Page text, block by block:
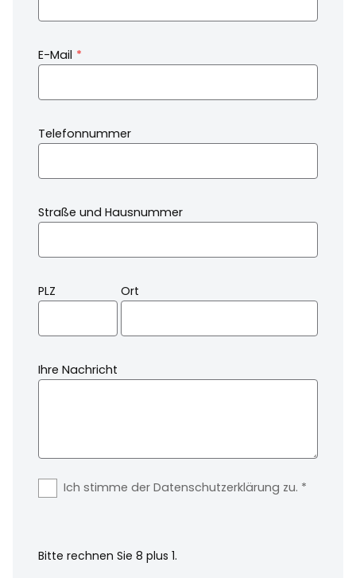
Pflichtfeld
E-Mail *
Telefonnummer
Straße und Hausnummer
PLZ Ort
Ihre Nachricht
Ich stimme der Datenschutzerklärung zu. *
Bitte rechnen Sie 8 plus 1.